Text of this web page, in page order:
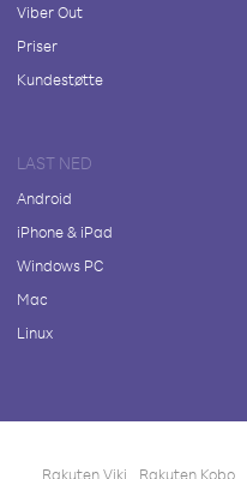
Viber Out
Priser
Kundestøtte
LAST NED
Android
iPhone & iPad
Windows PC
Mac
Linux
Rakuten Viki Rakuten Kobo